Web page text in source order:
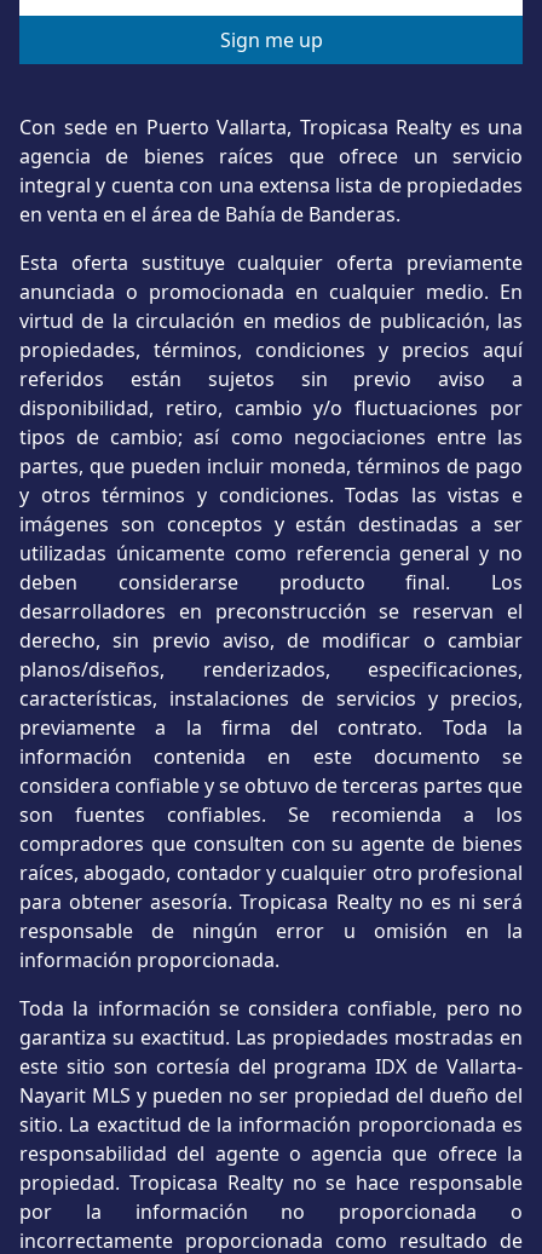
Con sede en Puerto Vallarta, Tropicasa Realty es una
agencia de bienes raíces que ofrece un servicio
integral y cuenta con una extensa lista de propiedades
en venta en el área de Bahía de Banderas.
Esta oferta sustituye cualquier oferta previamente
anunciada o promocionada en cualquier medio. En
virtud de la circulación en medios de publicación, las
propiedades, términos, condiciones y precios aquí
referidos están sujetos sin previo aviso a
disponibilidad, retiro, cambio y/o fluctuaciones por
tipos de cambio; así como negociaciones entre las
partes, que pueden incluir moneda, términos de pago
y otros términos y condiciones. Todas las vistas e
imágenes son conceptos y están destinadas a ser
utilizadas únicamente como referencia general y no
deben considerarse producto final. Los
desarrolladores en preconstrucción se reservan el
derecho, sin previo aviso, de modificar o cambiar
planos/diseños, renderizados, especificaciones,
características, instalaciones de servicios y precios,
previamente a la firma del contrato. Toda la
información contenida en este documento se
considera confiable y se obtuvo de terceras partes que
son fuentes confiables. Se recomienda a los
compradores que consulten con su agente de bienes
raíces, abogado, contador y cualquier otro profesional
para obtener asesoría. Tropicasa Realty no es ni será
responsable de ningún error u omisión en la
información proporcionada.
Toda la información se considera confiable, pero no
garantiza su exactitud. Las propiedades mostradas en
este sitio son cortesía del programa IDX de Vallarta-
Nayarit MLS y pueden no ser propiedad del dueño del
sitio. La exactitud de la información proporcionada es
responsabilidad del agente o agencia que ofrece la
propiedad. Tropicasa Realty no se hace responsable
por la información no proporcionada o
incorrectamente proporcionada como resultado de